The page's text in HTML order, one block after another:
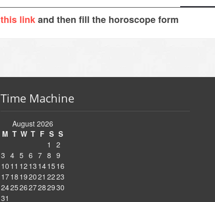
this linkand then fill the horoscope form
Time Machine
August 2026
M T W T F S S
1
2
3 4 5 6 7 8 9
10 11 12 13 1415 16
1718 192021 2223
24252627282930
31